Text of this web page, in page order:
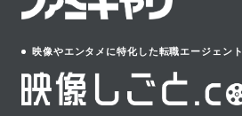
映像やエンタメに特化した転職エージェント